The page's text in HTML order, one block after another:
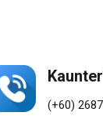
(+60)